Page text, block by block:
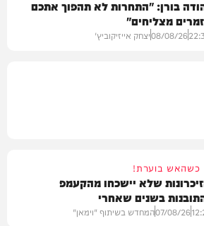
בורן: "התחרות לא תהפוך אתכם
מצליחים"
08/08/26יצחק אייזיקוביץ'
כשהאש בוערת!
שלא יישכחו מהקעמפ
בשנים שאחרי
07/08/26המחדש בשיתוף "וימאן"